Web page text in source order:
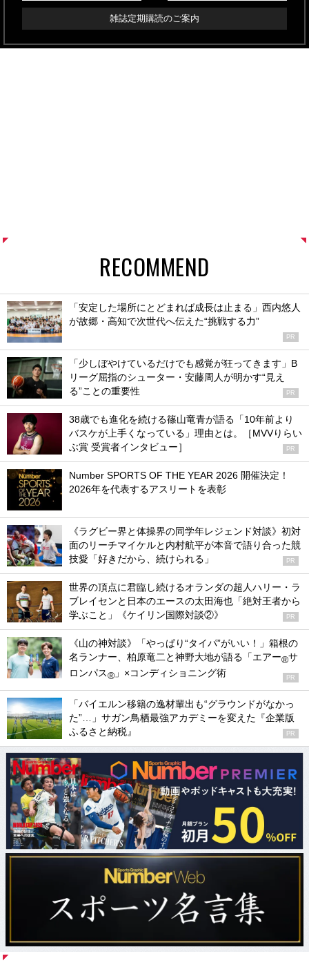
雑誌定期購読のご案内
RECOMMEND
「安定した場所にとどまれば成長は止まる」西内悠人
が故郷・高知で次世代へ伝えた“挑戦する力”
PR
「少しぼやけているだけでも感覚が狂ってきます」B
リーグ屈指のシューター・安藤周人が明かす“見え
る”ことの重要性
PR
38歳でも進化を続ける篠山竜青が語る「10年前より
バスケが上手くなっている」理由とは。［MVVりらい
ぶ賞 受賞者インタビュー］
PR
Number SPORTS OF THE YEAR 2026 開催決定！
2026年を代表するアスリートを表彰
《ラグビー界と体操界の同学年レジェンド対談》初対
面のリーチマイケルと内村航平が本音で語り合った競
技愛「好きだから、続けられる」
PR
世界の頂点に君臨し続けるオランダの超人ハリー・ラ
ブレイセンと日本のエースの太田海也「絶対王者から
学ぶこと」《ケイリン国際対談②》
PR
《山の神対談》「やっぱり“タイパ”がいい！」箱根の
名ランナー、柏原竜二と神野大地が語る「エアー®サ
ロンパス® 」×コンディショニング術 PR
「バイエルン移籍の逸材輩出も“グラウンドがなかっ
た”…」サガン鳥栖最強アカデミーを変えた『企業版
ふるさと納税』
PR